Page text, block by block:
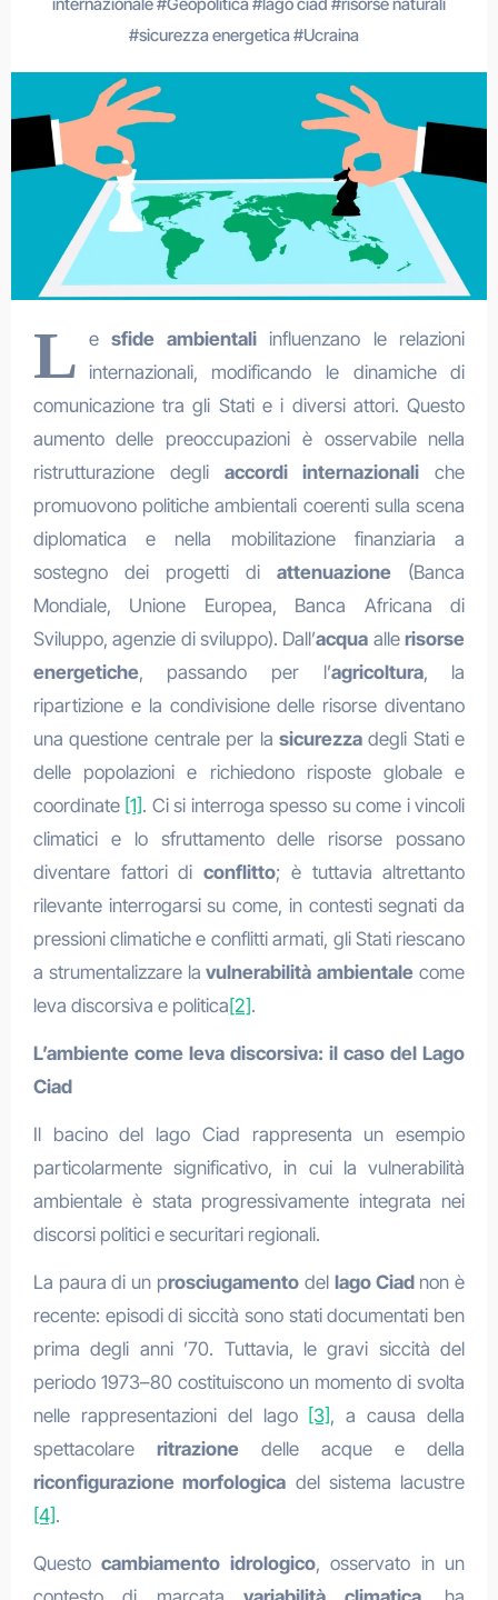
#sicurezza energetica#Ucraina
L esfide ambientaliinfluenzano le relazioni
internazionali, modificando le dinamiche di
comunicazione tra gli Stati e i diversi attori. Questo
aumento delle preoccupazioni è osservabile nella
ristrutturazione degli accordi internazionali che
promuovono politiche ambientali coerenti sulla scena
diplomatica e nella mobilitazione finanziaria a
sostegno dei progetti diattenuazione (Banca
Mondiale, Unione Europea, Banca Africana di
Sviluppo, agenzie di sviluppo). Dall’acqua allerisorse
energetiche, passando per l’agricoltura, la
ripartizione e la condivisione delle risorse diventano
una questione centrale per la sicurezzadegli Stati e
delle popolazioni e richiedono risposte globale e
coordinate [1] . Ci si interroga spesso su come i vincoli
climatici e lo sfruttamento delle risorse possano
diventare fattori di conflitto; è tuttavia altrettanto
rilevante interrogarsi su come, in contesti segnati da
pressioni climatiche e conflitti armati, gli Stati riescano
a strumentalizzare lavulnerabilità ambientale come
leva discorsiva e politica[2].
L’ambiente come leva discorsiva: il caso del Lago
Ciad
Il bacino del lago Ciad rappresenta un esempio
particolarmente significativo, in cui la vulnerabilità
ambientale è stata progressivamente integrata nei
discorsi politici e securitari regionali.
La paura di un prosciugamento del lago Ciadnon è
recente: episodi di siccità sono stati documentati ben
prima degli anni ’70. Tuttavia, le gravi siccità del
periodo 1973–80 costituiscono un momento di svolta
nelle rappresentazioni del lago [3] , a causa della
spettacolare ritrazionedelle acque e della
riconfigurazione morfologica del sistema lacustre
[4] .
Questocambiamento idrologico, osservato in un